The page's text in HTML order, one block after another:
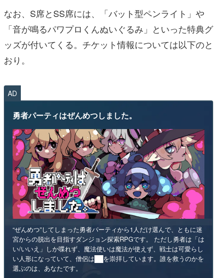
なお、S席とSS席には、「バット型ペンライト」や
「音が鳴るパワプロくんぬいぐるみ」といった特典グ
ッズが付いてくる。チケット情報については以下のと
おり。
AD
勇者パーティはぜんめつしました。
“ぜんめつ”してしまった勇者パーティから1人だけ選んで、ともに迷
宮からの脱出を目指すダンジョン探索RPGです。 ただし勇者は「は
い/いいえ」しか喋れず、魔法使いは魔法が使えず、戦士は可愛らし
い人形になっていて、僧侶は██を崇拝しています。誰を救うのかを
選ぶのは、あなたです。